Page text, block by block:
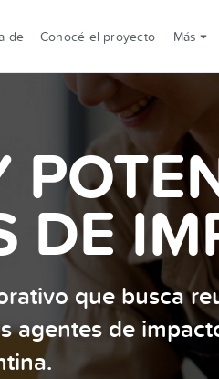
de Conocé el proyecto Más
DE
que busca
agentes de